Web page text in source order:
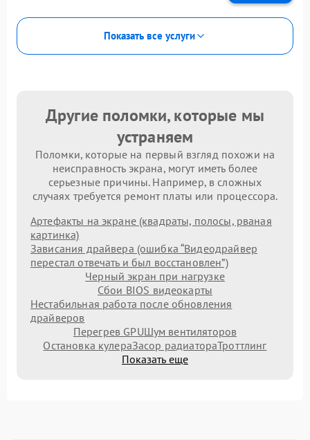
Показать все услуги
Другие поломки, которые мы
устраняем
Поломки, которые на первый взгляд похожи на
неисправность экрана, могут иметь более
серьезные причины. Например, в сложных
случаях требуется ремонт платы или процессора.
Артефакты на экране (квадраты, полосы, рваная
картинка)
Зависания драйвера (ошибка “Видеодрайвер
перестал отвечать и был восстановлен”)
Черный экран при нагрузке
Сбои BIOS видеокарты
Нестабильная работа после обновления
драйверов
Перегрев GPUШум вентиляторов
Остановка кулераЗасор радиатораТроттлинг
Показать еще